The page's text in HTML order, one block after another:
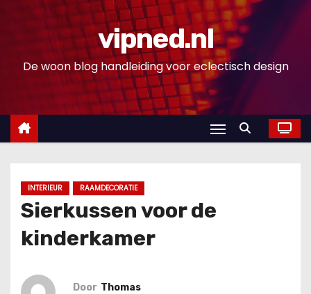
n
vipned.nl
De woon blog handleiding voor eclectisch design
INTERIEUR RAAMDECORATIE
Sierkussen voor de
kinderkamer
Door Thomas